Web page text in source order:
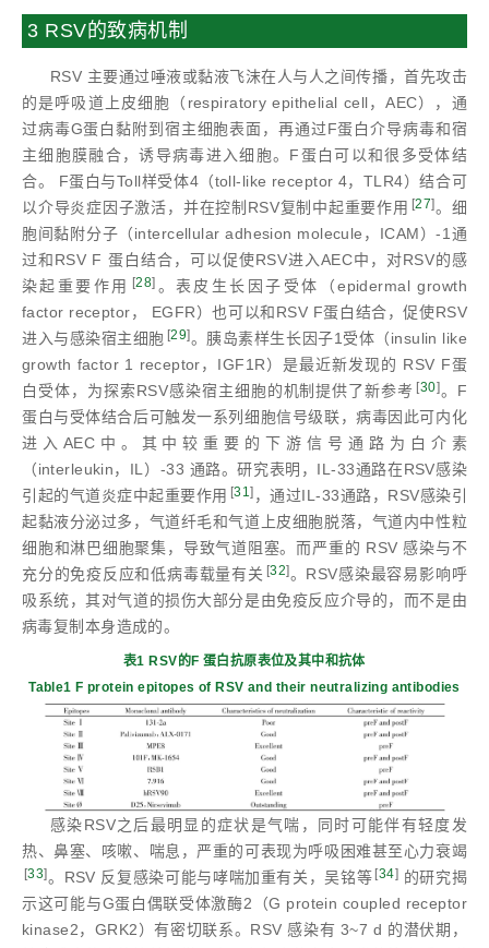
3 RSV的致病机制
RSV 主要通过唾液或黏液飞沫在人与人之间传播，首先攻击
的是呼吸道上皮细胞（respiratory epithelial cell，AEC），通
过病毒G蛋白黏附到宿主细胞表面，再通过F蛋白介导病毒和宿
主细胞膜融合，诱导病毒进入细胞。F蛋白可以和很多受体结
合。 F蛋白与Toll样受体4（toll-like receptor 4，TLR4）结合可
以介导炎症因子激活，并在控制RSV复制中起重要作用 [27]。细
胞间黏附分子（intercellular adhesion molecule，ICAM）-1通
过和RSV F 蛋白结合，可以促使RSV进入AEC中，对RSV的感
染起重要作用
[28] 。表皮生长因子受体（epidermal growth
factor receptor， EGFR）也可以和RSV F蛋白结合，促使RSV
进入与感染宿主细胞 [29]。胰岛素样生长因子1受体（insulin like
growth factor 1 receptor，IGF1R）是最近新发现的 RSV F蛋
白受体，为探索RSV感染宿主细胞的机制提供了新参考 [30]。F
蛋白与受体结合后可触发一系列细胞信号级联，病毒因此可内化
进入AEC中。其中较重要的下游信号通路为白介素
（interleukin，IL）-33 通路。研究表明，IL-33通路在RSV感染
引起的气道炎症中起重要作用 [31] ，通过IL-33通路，RSV感染引
起黏液分泌过多，气道纤毛和气道上皮细胞脱落，气道内中性粒
细胞和淋巴细胞聚集，导致气道阻塞。而严重的 RSV 感染与不
充分的免疫反应和低病毒载量有关 [32]。RSV感染最容易影响呼
吸系统，其对气道的损伤大部分是由免疫反应介导的，而不是由
病毒复制本身造成的。
表1 RSV的F 蛋白抗原表位及其中和抗体
Table1 F protein epitopes of RSV and their neutralizing antibodies
感染RSV之后最明显的症状是气喘，同时可能伴有轻度发
热、鼻塞、咳嗽、喘息，严重的可表现为呼吸困难甚至心力衰竭
[33]。RSV 反复感染可能与哮喘加重有关，吴铭等 [34] 的研究揭
示这可能与G蛋白偶联受体激酶2（G protein coupled receptor
kinase2，GRK2）有密切联系。RSV 感染有 3~7 d 的潜伏期，